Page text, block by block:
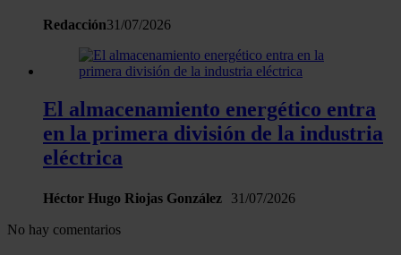
Redacción31/07/2026
El almacenamiento energético entra
en la primera división de la industria
eléctrica
Héctor Hugo Riojas González 31/07/2026
No hay comentarios